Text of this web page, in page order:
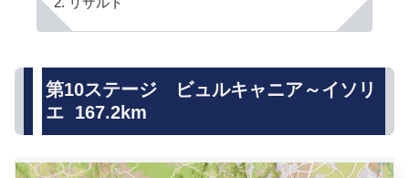
第10ステージ ビュルキャニア～イソリ
エ 167.2km